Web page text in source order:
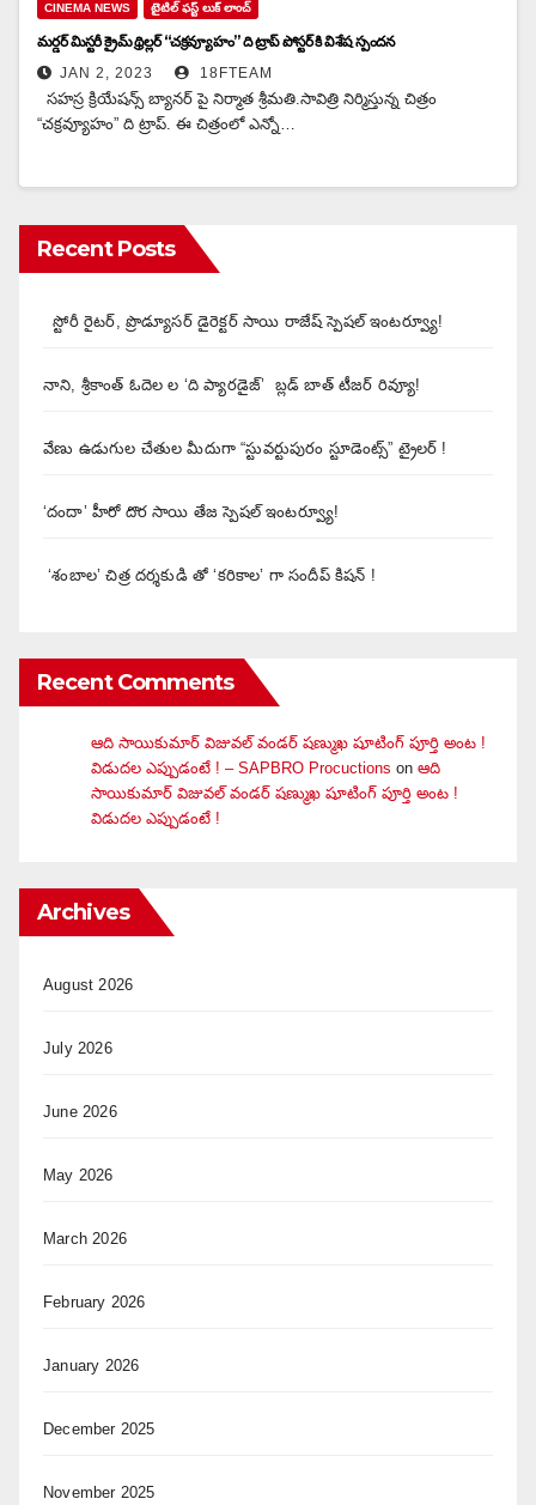
CINEMA NEWS టైటిల్ ఫస్ట్ లుక్ లాంచ్
మర్డర్ మిస్టరీ క్రైమ్ థ్రిల్లర్ “చక్రవ్యూహం” ది ట్రాప్ పోస్టర్ కి విశేష స్పందన
JAN 2, 2023 18FTEAM
సహస్ర క్రియేషన్స్ బ్యానర్ పై నిర్మాత శ్రీమతి.సావిత్రి నిర్మిస్తున్న చిత్రం
“చక్రవ్యూహం” ది ట్రాప్. ఈ చిత్రంలో ఎన్నో…
Recent Posts
స్టోరీ రైటర్, ప్రొడ్యూసర్ డైరెక్టర్ సాయి రాజేష్ స్పెషల్ ఇంటర్వ్యూ!
నాని, శ్రీకాంత్ ఓదెల ల ‘ది ప్యారడైజ్’ బ్లడ్ బాత్ టీజర్ రివ్యూ!
వేణు ఉడుగుల చేతుల మీదుగా “స్టువర్టుపురం స్టూడెంట్స్” ట్రైలర్ !
‘దందా’ హీరో దొర సాయి తేజ స్పెషల్ ఇంటర్వ్యూ!
‘శంబాల’ చిత్ర దర్శకుడి తో ‘కరికాల’ గా సందీప్ కిషన్ !
Recent Comments
ఆది సాయికుమార్ విజువ‌ల్ వండ‌ర్ ష‌ణ్ముఖ షూటింగ్ పూర్తి అంట !
విడుదల ఎప్పుడంటే ! – SAPBRO Procuctions on ఆది
సాయికుమార్ విజువ‌ల్ వండ‌ర్ ష‌ణ్ముఖ షూటింగ్ పూర్తి అంట !
విడుదల ఎప్పుడంటే !
Archives
August 2026
July 2026
June 2026
May 2026
March 2026
February 2026
January 2026
December 2025
November 2025